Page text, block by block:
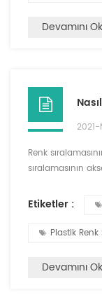
Devamını
Renk
sıralamasının
çalışmasını
etkisi ve
Etiketler :
Plastik Renk
Devamını